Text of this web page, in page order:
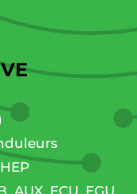
AUX, ECU, EGU